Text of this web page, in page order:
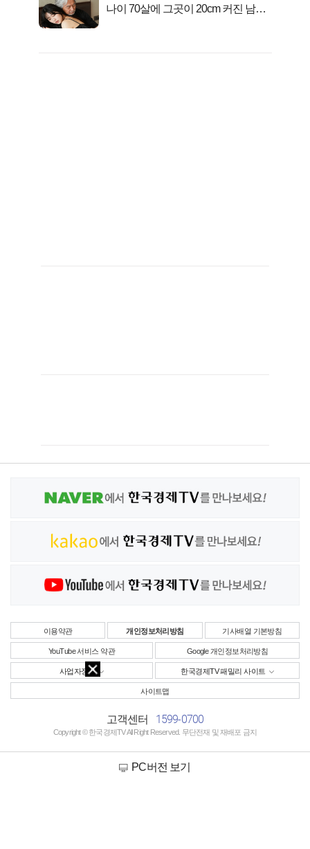
나이 70살에 그곳이 20cm 커진 남자..
이용약관 개인정보처리방침 기사배열 기본방침
YouTube 서비스 약관 Google 개인정보처리방침
사업자정보 한국경제TV 패밀리 사이트
사이트맵
고객센터 1599-0700
Copyright © 한국경제TV All Right Reserved. 무단전재 및 재배포 금지
PC버전 보기